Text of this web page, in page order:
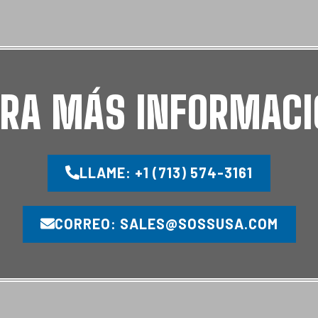
MÁS
LLAME: +1 (713) 574-3161
CORREO: SALES@SOSSUSA.COM